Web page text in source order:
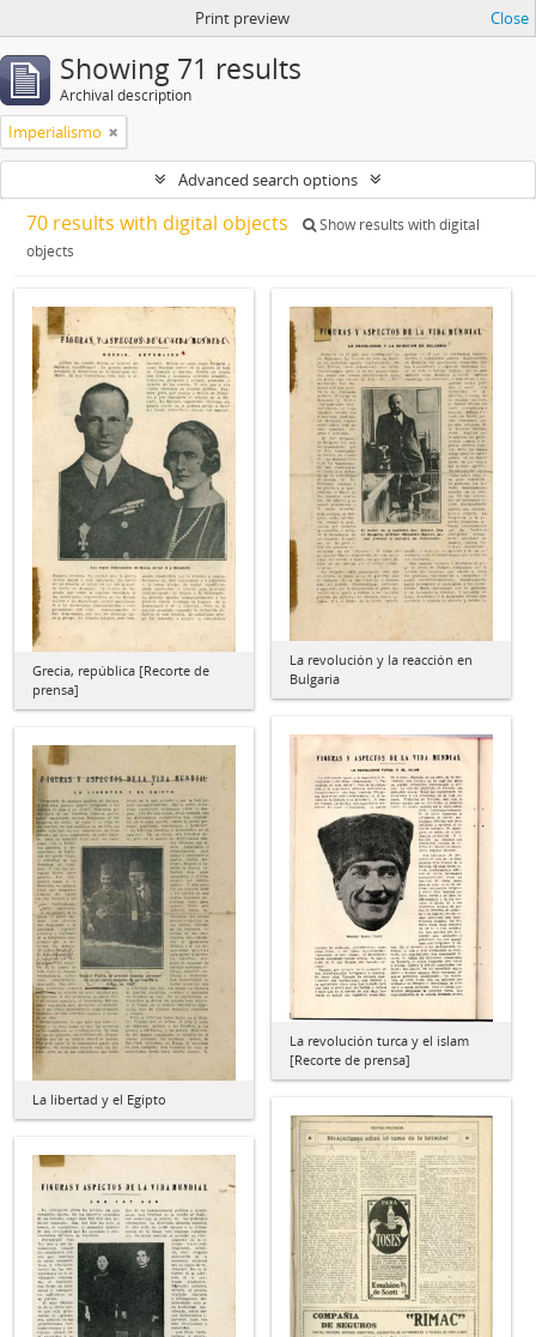
Print preview Close
Showing 71 results
Archival description
Imperialismo
Advanced search options
70 results with digital objects
Show results with digital
objects
Grecia, república [Recorte de
prensa]
La revolución y la reacción en
Bulgaria
La revolución turca y el islam
[Recorte de prensa]
La libertad y el Egipto